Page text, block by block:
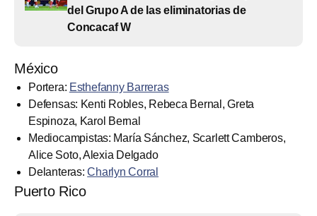
del Grupo A de las eliminatorias de
Concacaf W
México
Portera: Esthefanny Barreras
Defensas: Kenti Robles, Rebeca Bernal, Greta
Espinoza, Karol Bernal
Mediocampistas: María Sánchez, Scarlett Camberos,
Alice Soto, Alexia Delgado
Delanteras:Charlyn Corral
Puerto Rico